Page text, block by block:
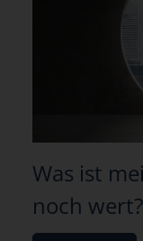
Was ist
noch wert?